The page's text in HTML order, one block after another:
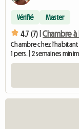
Vérifié Master
4.7 (7) | Chambre à
Chambre chez
1 pers. | 2 semaines